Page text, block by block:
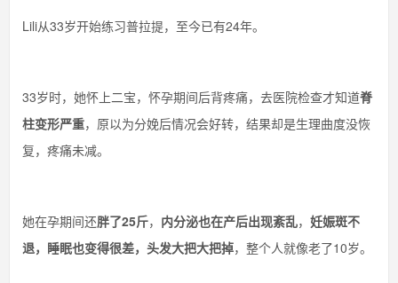
Lili从33岁开始练习普拉提，至今已有24年。
33岁时，她怀上二宝，怀孕期间后背疼痛，去医院检查才知道脊
柱变形严重，原以为分娩后情况会好转，结果却是生理曲度没恢
复，疼痛未减。
她在孕期间还胖了25斤， 内分泌也在产后出现紊乱， 妊娠斑不
退，睡眠也变得很差，头发大把大把掉，整个人就像老了10岁。